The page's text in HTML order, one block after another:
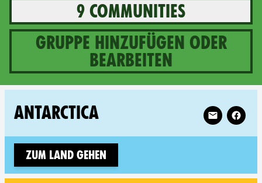
9 communities
Gruppe hinzufügen oder
bearbeiten
88 Länder
ANTARCTICA Follow XR
Zum Land gehen